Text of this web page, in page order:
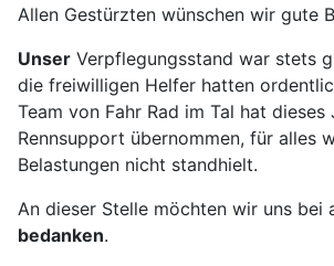
Allen Gestürzten wünschen wir gute
Unser Verpflegungsstand war stets
die freiwilligen Helfer hatten
Team von Fahr Rad im Tal hat
Rennsupport übernommen, für alles
Belastungen nicht standhielt.
An dieser Stelle möchten wir uns bei
bedanken.